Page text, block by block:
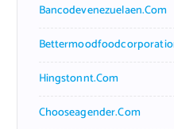
Bancodevenezuelaen.com
Hingstonnt.com
Chooseagender.com